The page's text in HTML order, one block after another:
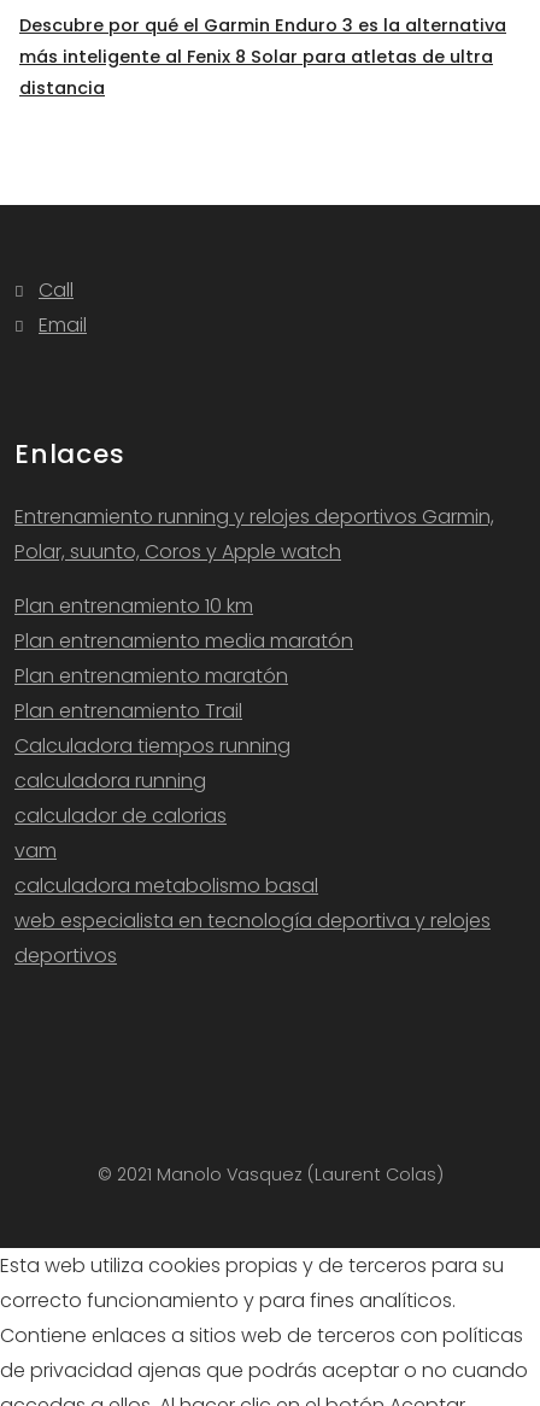
Descubre por qué el Garmin Enduro 3 es la alternativa
más inteligente al Fenix 8 Solar para atletas de ultra
distancia
Call
Email
Enlaces
Entrenamiento running y relojes deportivos Garmin,
Polar, suunto, Coros y Apple watch
Plan entrenamiento 10 km
Plan entrenamiento media maratón
Plan entrenamiento maratón
Plan entrenamiento Trail
Calculadora tiempos running
calculadora running
calculador de calorias
vam
calculadora metabolismo basal
web especialista en tecnología deportiva y relojes
deportivos
© 2021 Manolo Vasquez (Laurent Colas)
Esta web utiliza cookies propias y de terceros para su
correcto funcionamiento y para fines analíticos.
Contiene enlaces a sitios web de terceros con políticas
de privacidad ajenas que podrás aceptar o no cuando